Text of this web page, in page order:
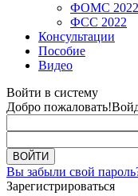
ФОМС 2022
ФСС 2022
Консультации
Пособие
Видео
Войти в систему
Добро пожаловать!
Вы забыли свой
Зарегистрироваться